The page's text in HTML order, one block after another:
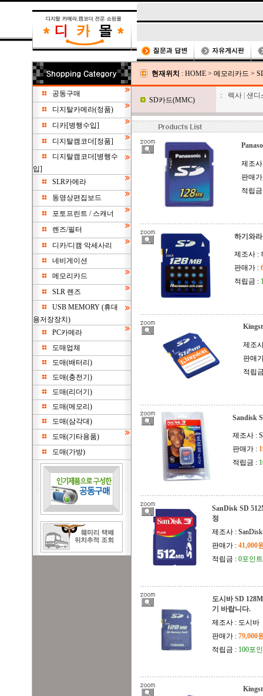
공동구매
디지탈카메라(정품)
디카[병행수입]
디지탈캠코더[정품]
디지탈캠코더[병행수
입]
SLR카메라
동영상편집보드
포토프린트 / 스캐너
렌즈/필터
디카/디캠 악세사리
네비게이션
메모리카드
SLR 렌즈
USB MEMORY (휴대
용저장장치)
PC카메라
도매업체
도매(배터리)
도매(충전기)
도매(리더기)
도매(메모리)
도매(삼각대)
도매(기타용품)
도매(가방)
현재위치 : HOME > 메모리카드 >
SD카드(MMC)
: 렉사 샌디
제조
판매
적립
하기와
제조사 :
판매가 :
적립금 :
제조
판매
적립
Sandisk
제조사 :
판매가 :
적립금 :
SanDisk SD
정
제조사 : SanDisk
판매가 : 41,000
적립금 : 0포인트
도시바 SD
기 바랍니다.
제조사 : 도시바
판매가 : 79,000
적립금 : 100포